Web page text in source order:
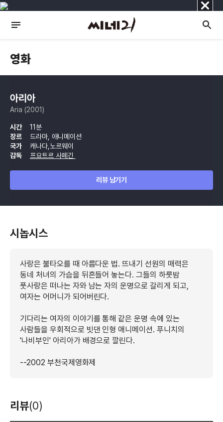
닫
기
영화
아리아
Aria (2001)
시간
11분
장르
드라마, 애니메이션
국가
캐나다,노르웨이
감독
프요트르 사페긴
리뷰 남기기
시놉시스
사랑은 불타오를 때 아름다운 법. 뜨내기 선원의 매력은
동네 처녀의 가슴을 뒤흔들어 놓는다. 그들의 하룻밤
풋사랑은 떠나는 자와 남는 자의 운명으로 갈리게 되고,
여자는 어머니가 되어버린다.
기다리는 여자의 이야기를 통해 같은 운명 속에 있는
사람들을 우회적으로 빗댄 인형 애니메이션. 푸니치의
'나비부인' 아리아가 배경으로 깔린다.
--2002 부천국제영화제
리뷰(0)